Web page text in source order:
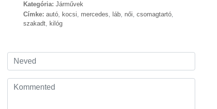
Kategória: Járművek
Címke: autó, kocsi, mercedes, láb, női, csomagtartó,
szakadt, kilóg